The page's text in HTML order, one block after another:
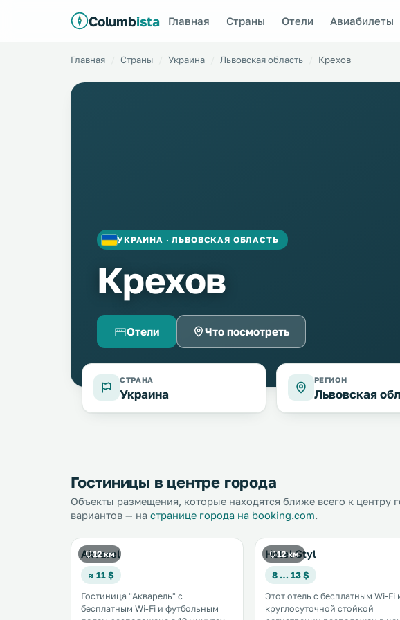
Columbista Главная Страны Отели Авиабилеты
Главная Страны Украина Львовская область Крехов
УКРАИНА · ЛЬВОВСКАЯ ОБЛАСТЬ
Крехов
Отели Что посмотреть
СТРАНА
Украина
РЕГИОН
Львовская
Гостиницы в центре города
Объекты размещения, которые находятся ближе всего к центру
вариантов — на странице города на booking.com.
12 км
Akvarel
≈ 11 $
Гостиница "Акварель" с
бесплатным Wi-Fi и футбольным
12 км
Hotel Styl
8 … 13 $
Этот отель с бесплатным Wi-Fi
круглосуточной стойкой